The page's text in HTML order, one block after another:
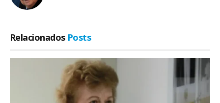
Relacionados Posts